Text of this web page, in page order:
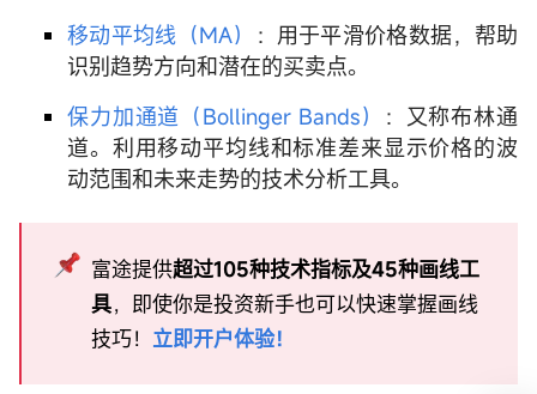
移动平均线（MA）
：用于平滑价格数据，帮助
识别趋势方向和潜在的买卖点。
保力加通道（Bollinger Bands）
：又称布林通
道。利用移动平均线和标准差来显示价格的波
动范围和未来走势的技术分析工具。
富途提供超过105种技术指标及45种画线工
具，即使你是投资新手也可以快速掌握画线
技巧！ 立即开户体验！